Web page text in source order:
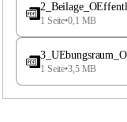
e
1 Seite•0,1 MB
1 Seite•3,5 MB